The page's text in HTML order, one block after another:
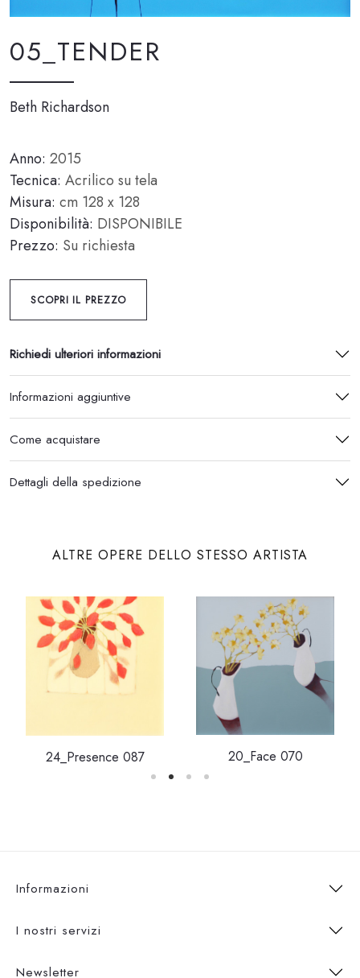
05_TENDER
Beth Richardson
Anno: 2015
Tecnica: Acrilico su tela
Misura: cm 128 x 128
Disponibilità: DISPONIBILE
Prezzo: Su richiesta
SCOPRI IL PREZZO
Richiedi ulteriori informazioni
Informazioni aggiuntive
Come acquistare
Dettagli della spedizione
ALTRE OPERE DELLO STESSO ARTISTA
24_Presence 087 20_Face 070
Informazioni
I nostri servizi
Newsletter